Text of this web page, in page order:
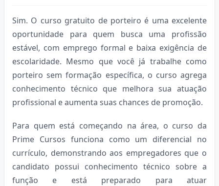
Sim. O curso gratuito de porteiro é uma excelente
oportunidade para quem busca uma profissão
estável, com emprego formal e baixa exigência de
escolaridade. Mesmo que você já trabalhe como
porteiro sem formação específica, o curso agrega
conhecimento técnico que melhora sua atuação
profissional e aumenta suas chances de promoção.
Para quem está começando na área, o curso da
Prime Cursos funciona como um diferencial no
currículo, demonstrando aos empregadores que o
candidato possui conhecimento técnico sobre a
função e está preparado para atuar